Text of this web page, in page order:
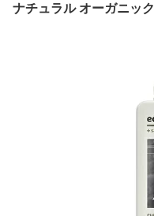
ナチュラル オーガニック